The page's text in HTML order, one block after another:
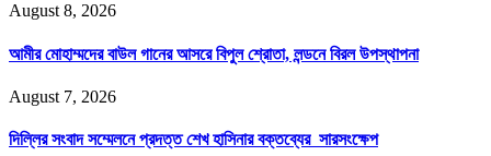
August 8, 2026
আমীর মোহাম্মদের বাউল গানের আসরে বিপুল শ্রোতা, লন্ডনে বিরল উপস্থাপনা
August 7, 2026
দিল্লির সংবাদ সম্মেলনে প্রদত্ত শেখ হাসিনার বক্তব্যের সারসংক্ষেপ